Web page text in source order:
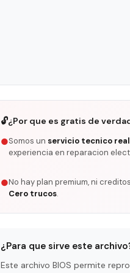
🔓¿Por que es gratis de
●Somos un servicio tecnico real
experiencia en reparacion
●No hay plan premium, ni
Cero trucos.
¿Para que sirve este
Este archivo BIOS permite